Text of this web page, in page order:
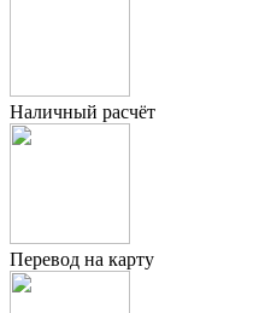
Наличный расчёт
Перевод на карту